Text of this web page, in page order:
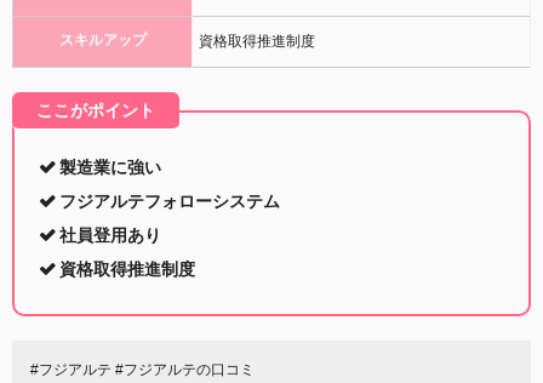
スキルアップ 資格取得推進制度
ここがポイント
製造業に強い
フジアルテフォローシステム
社員登用あり
資格取得推進制度
#フジアルテ #フジアルテの口コミ